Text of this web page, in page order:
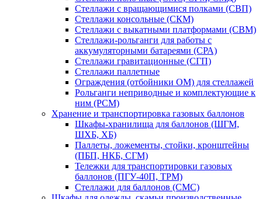
Стеллажи с вращающимися полками (СВП)
Стеллажи консольные (СКМ)
Стеллажи с выкатными платформами (СВМ)
Стеллажи-рольганги для работы с
аккумуляторными батареями (СРА)
Стеллажи гравитационные (СГП)
Стеллажи паллетные
Ограждения (отбойники ОМ) для стеллажей
Рольганги неприводные и комплектующие к
ним (РСМ)
Хранение и транспортировка газовых баллонов
Шкафы-хранилища для баллонов (ШГМ,
ШХБ, ХБ)
Паллеты, ложементы, стойки, кронштейны
(ПБП, НКБ, СГМ)
Тележки для транспортировки газовых
баллонов (ПГУ-40П, ТРМ)
Стеллажи для баллонов (СМС)